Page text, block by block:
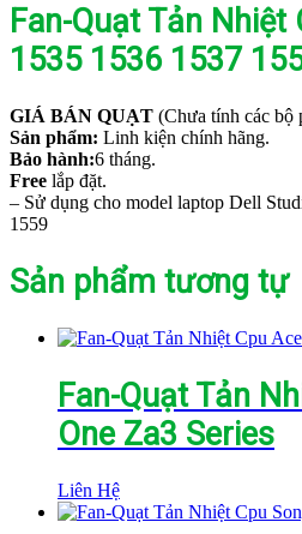
Fan-Quạt Tản Nhiệt
1535 1536 1537
GIÁ BÁN QUẠT (Chưa tính các bộ
Sản phẩm: Linh kiện chính hãng.
Bảo hành:6 tháng.
Free lắp đặt.
– Sử dụng cho model laptop Dell
1559
Sản phẩm tương tự
Fan-Quạt Tản
One Za3 Series
Liên Hệ